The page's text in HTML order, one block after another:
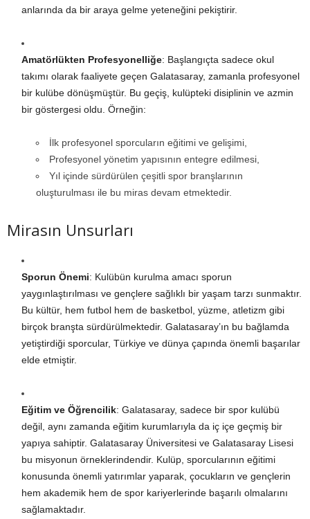
anlarında da bir araya gelme yeteneğini pekiştirir.
Amatörlükten Profesyonelliğe: Başlangıçta sadece okul
takımı olarak faaliyete geçen Galatasaray, zamanla profesyonel
bir kulübe dönüşmüştür. Bu geçiş, kulüpteki disiplinin ve azmin
bir göstergesi oldu. Örneğin:
İlk profesyonel sporcuların eğitimi ve gelişimi,
Profesyonel yönetim yapısının entegre edilmesi,
Yıl içinde sürdürülen çeşitli spor branşlarının
oluşturulması ile bu miras devam etmektedir.
Mirasın Unsurları
Sporun Önemi: Kulübün kurulma amacı sporun
yaygınlaştırılması ve gençlere sağlıklı bir yaşam tarzı sunmaktır.
Bu kültür, hem futbol hem de basketbol, yüzme, atletizm gibi
birçok branşta sürdürülmektedir. Galatasaray’ın bu bağlamda
yetiştirdiği sporcular, Türkiye ve dünya çapında önemli başarılar
elde etmiştir.
Eğitim ve Öğrencilik: Galatasaray, sadece bir spor kulübü
değil, aynı zamanda eğitim kurumlarıyla da iç içe geçmiş bir
yapıya sahiptir. Galatasaray Üniversitesi ve Galatasaray Lisesi
bu misyonun örneklerindendir. Kulüp, sporcularının eğitimi
konusunda önemli yatırımlar yaparak, çocukların ve gençlerin
hem akademik hem de spor kariyerlerinde başarılı olmalarını
sağlamaktadır.